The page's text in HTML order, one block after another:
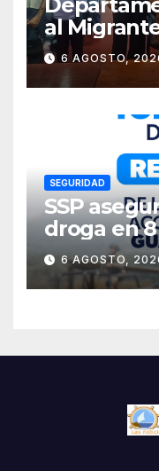
al
de
Cárdenas
6 AGOSTO,
SEGURIDAD
SSP
droga en
6 AGOSTO,